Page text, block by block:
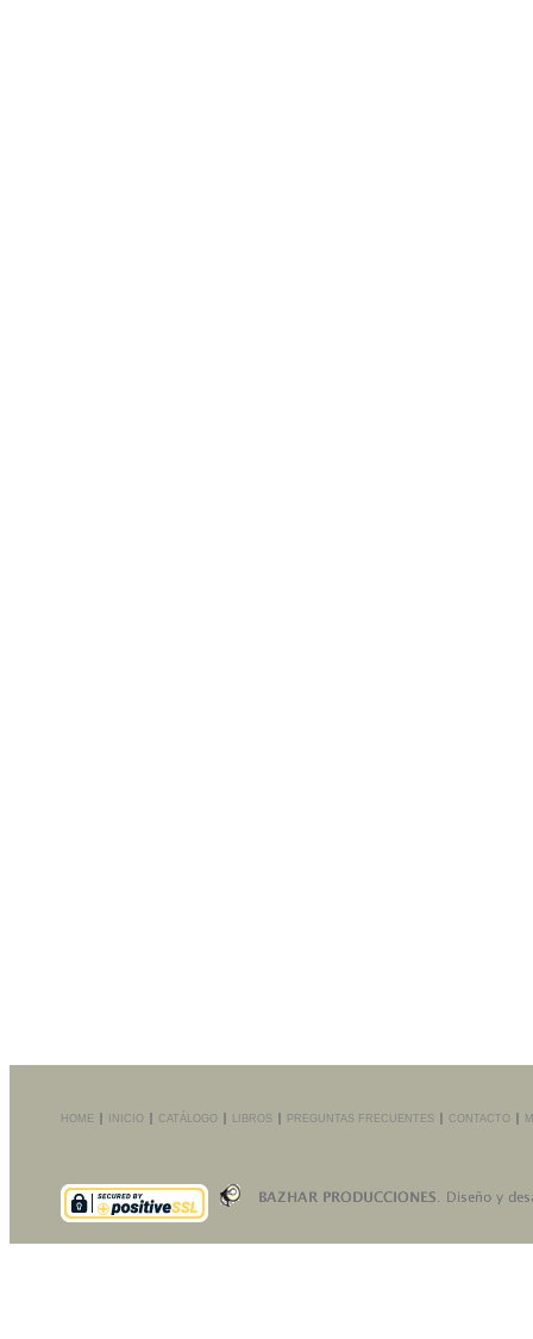
HOME INICIO CATÁLOGO LIBROS PREGUNTAS FRECUENTES CONTACTO